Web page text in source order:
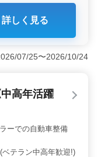
ィアットやポル
ランを求めていま
件＞ 正契社員や
ら働けます。ま
すい環境です。
外車整備経験を
アップやキャリ
っており、雇
います。安心して
詳しく見る
07/25〜2026/10/24
高年活躍
テラン中高年歓迎!)